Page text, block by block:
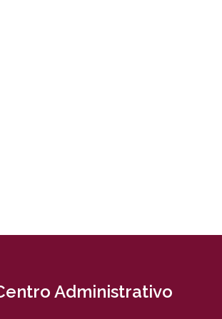
Administrativo